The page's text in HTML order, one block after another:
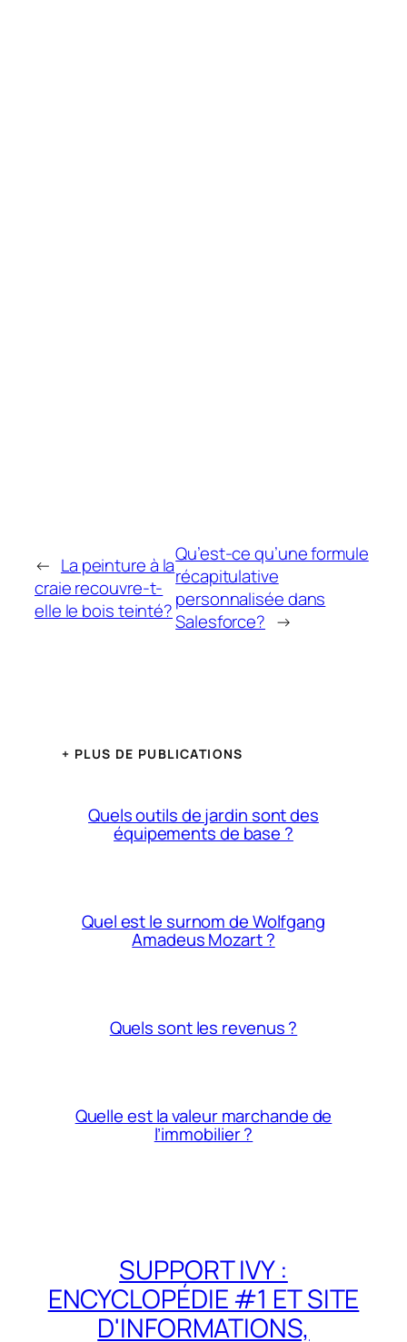
← La peinture à la
craie recouvre-t-
elle le bois teinté?
Qu’est-ce qu’une formule
récapitulative
personnalisée dans
Salesforce? →
+ PLUS DE PUBLICATIONS
Quels outils de jardin sont des
équipements de base ?
Quel est le surnom de Wolfgang
Amadeus Mozart ?
Quels sont les revenus ?
Quelle est la valeur marchande de
l’immobilier ?
SUPPORT IVY :
ENCYCLOPÉDIE #1 ET SITE
D'INFORMATIONS,